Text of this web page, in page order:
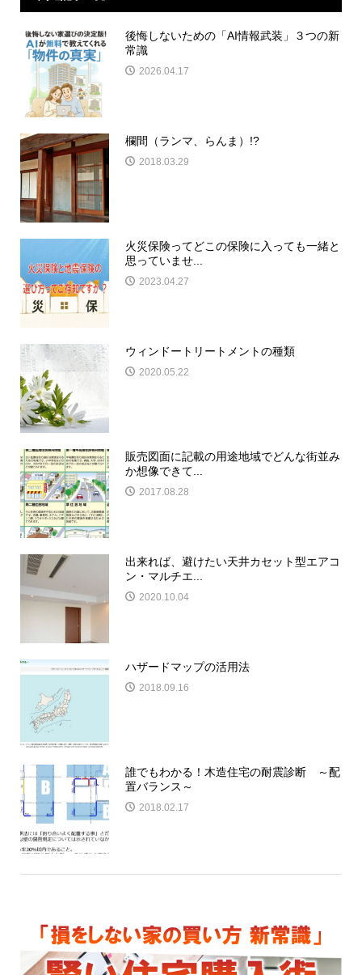
後悔しないための「AI情報武装」３つの新
常識
2026.04.17
欄間（ランマ、らんま）!?
2018.03.29
火災保険ってどこの保険に入っても一緒と
思っていませ...
2023.04.27
ウィンドートリートメントの種類
2020.05.22
販売図面に記載の用途地域でどんな街並み
か想像できて...
2017.08.28
出来れば、避けたい天井カセット型エアコ
ン・マルチエ...
2020.10.04
ハザードマップの活用法
2018.09.16
誰でもわかる！木造住宅の耐震診断 ～配
置バランス～
2018.02.17